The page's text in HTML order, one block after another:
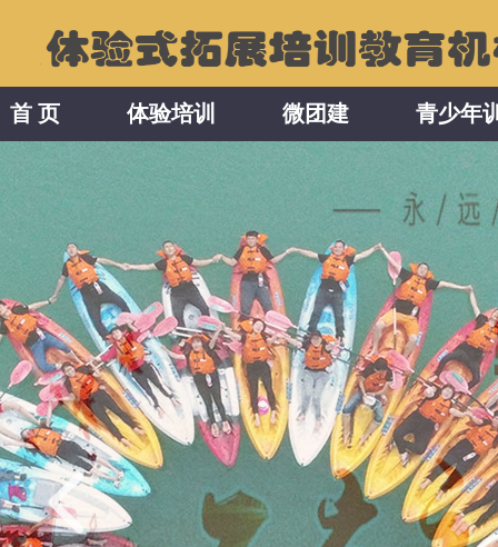
首 页 体验培训 微团建 青少年
넳